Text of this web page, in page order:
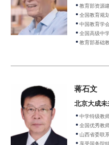
教育部资源
全国教育规
中国教育学
全国高级中
教育部基础
蒋石文
北京大成
中学特级教
全国优秀教
山西省委联
享受国务院